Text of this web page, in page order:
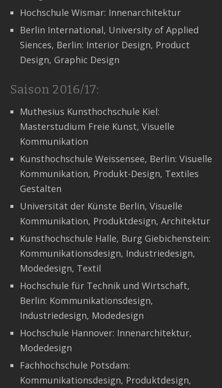
Hochschule Wismar: Innenarchitektur
Berlin International, University of Applied
Siences, Berlin: Interior Design, Product
Design, Graphic Design
Saison 2016/17:
Muthesius Kunsthochschule Kiel:
Masterstudium Freie Kunst, Visuelle
Kommunikation
Kunsthochschule Weissensee, Berlin: Visuelle
Kommunikation, Produkt-Design, Textiles
Gestalten
Universität der Künste Berlin, Visuelle
Kommunikation, Produktdesign, Architektur
Kunsthochschule Halle, Burg Giebichenstein:
Kommunikationsdesign, Industriedesign,
Modedesign, Textil
Hochschule für Technik und Wirtschaft,
Berlin: Kommunikationsdesign,
Industriedesign, Modedesign
Hochschule Hannover: Innenarchitektur,
Modedesign
Fachhochschule Potsdam:
Kommunikationsdesign, Produktdesign,